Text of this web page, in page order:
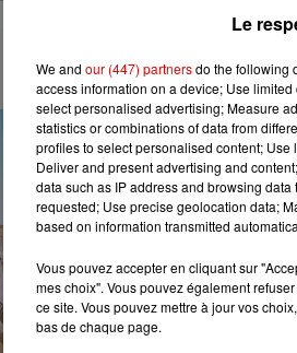
Le
We and our (447) partnersdo the following
access information on a device; Use
select personalised advertising; Measure
statistics or combinations of data from
profiles to select personalised content;
Deliver and present advertising and
data such as IP address and browsing
requested; Use precise geolocation data;
based on information transmitted
Vous pouvez accepter en cliquant sur
mes choix". Vous pouvez également
ce site. Vous pouvez mettre à jour vos
bas de chaque page.